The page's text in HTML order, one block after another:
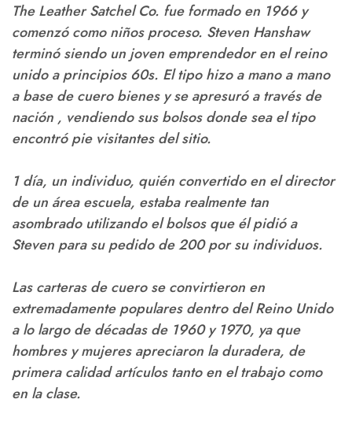
The Leather Satchel Co. fue formado en 1966 y
comenzó como niños proceso. Steven Hanshaw
terminó siendo un joven emprendedor en el reino
unido a principios 60s. El tipo hizo a mano a mano
a base de cuero bienes y se apresuró a través de
nación , vendiendo sus bolsos donde sea el tipo
encontró pie visitantes del sitio.
1 día, un individuo, quién convertido en el director
de un área escuela, estaba realmente tan
asombrado utilizando el bolsos que él pidió a
Steven para su pedido de 200 por su individuos.
Las carteras de cuero se convirtieron en
extremadamente populares dentro del Reino Unido
a lo largo de décadas de 1960 y 1970, ya que
hombres y mujeres apreciaron la duradera, de
primera calidad artículos tanto en el trabajo como
en la clase.